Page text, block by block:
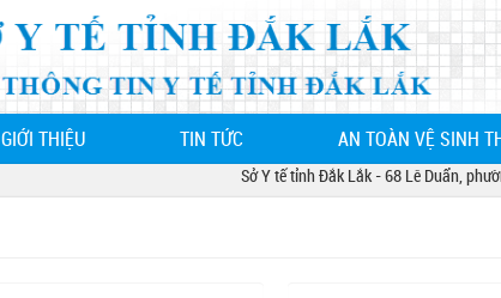
GIỚI THIỆU TIN TỨC AN TOÀN VỆ SINH
Sở Y tế tỉnh Đắk Lắk - 68 Lê Duẩn, phường